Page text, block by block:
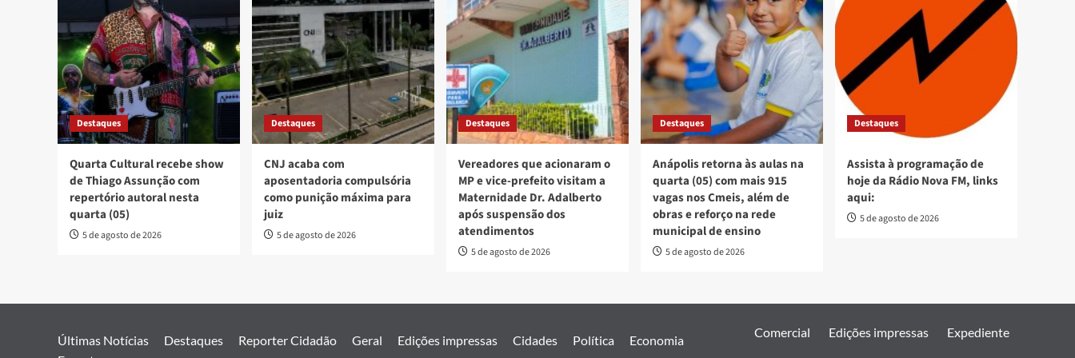
Destaques
Quarta Cultural recebe show
de Thiago Assunção com
repertório autoral nesta
quarta (05)
5 de agosto de 2026
Destaques
CNJ acaba com
aposentadoria compulsória
como punição máxima para
juiz
5 de agosto de 2026
Destaques
Vereadores que acionaram o
MP e vice-prefeito visitam a
Maternidade Dr. Adalberto
após suspensão dos
atendimentos
5 de agosto de 2026
Destaques
Anápolis retorna às aulas na
quarta (05) com mais 915
vagas nos Cmeis, além de
obras e reforço na rede
municipal de ensino
5 de agosto de 2026
Destaques
Assista à programação de
hoje da Rádio Nova FM, links
aqui:
5 de agosto de 2026
Últimas Notícias Destaques Reporter Cidadão Geral Edições impressas Cidades Política
Economia
Comercial Edições impressas Expediente